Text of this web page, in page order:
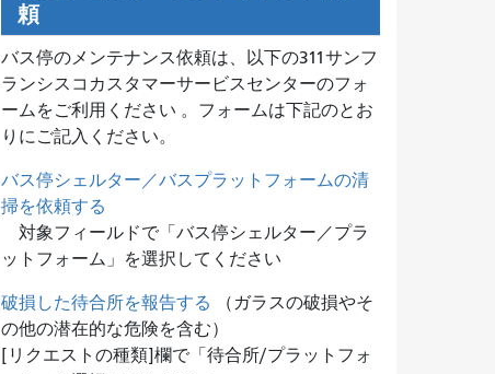
頼
バス停のメンテナンス依頼は、 以下の311サンフ
ランシスコカスタマーサービスセンターのフォ
ームをご利用ください 。フォームは下記のとお
りにご記入ください。
バス停シェルター／バスプラットフォームの清
掃を依頼する
対象フィールドで「バス停シェルター／プラ
ットフォーム」を選択してください
破損した待合所を報告する （ガラスの破損やそ
の他の潜在的な危険を含む）
[リクエストの種類]欄で「待合所/プラットフォ